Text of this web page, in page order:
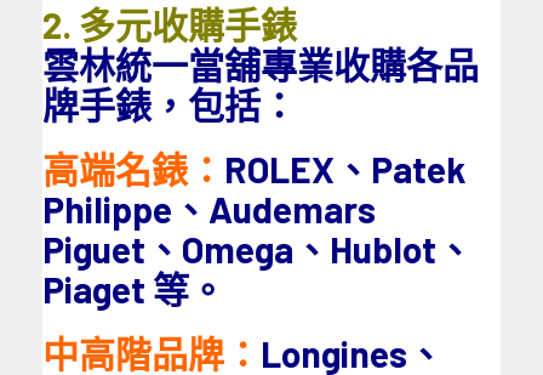
2. 多元收購手錶
雲林統一當舖專業收購各品
牌手錶，包括：
高端名錶： ROLEX、Patek
Philippe、Audemars
Piguet、Omega、Hublot、
Piaget 等。
中高階品牌： Longines、